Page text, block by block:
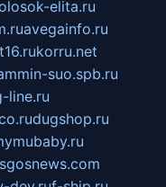
elita.ru
avegainfo.ru
korru.net
suo.spb.ru
line.ru
dugshop.ru